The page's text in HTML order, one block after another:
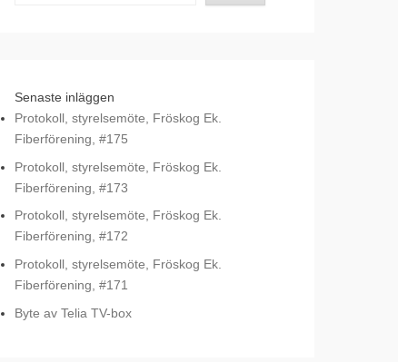
Senaste inläggen
Protokoll, styrelsemöte, Fröskog Ek.
Fiberförening, #175
Protokoll, styrelsemöte, Fröskog Ek.
Fiberförening, #173
Protokoll, styrelsemöte, Fröskog Ek.
Fiberförening, #172
Protokoll, styrelsemöte, Fröskog Ek.
Fiberförening, #171
Byte av Telia TV-box